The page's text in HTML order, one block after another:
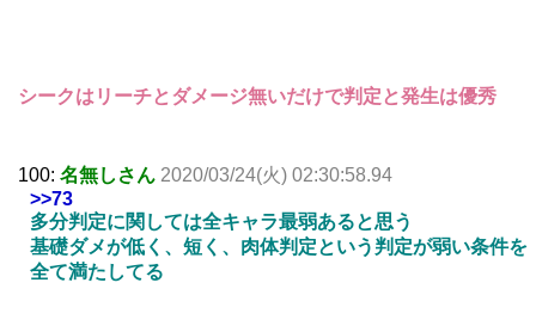
シークはリーチとダメージ無いだけで判定と発生は優秀
100: 名無しさん 2020/03/24(火) 02:30:58.94
>>73
多分判定に関しては全キャラ最弱あると思う
基礎ダメが低く、短く、肉体判定という判定が弱い条件を
全て満たしてる